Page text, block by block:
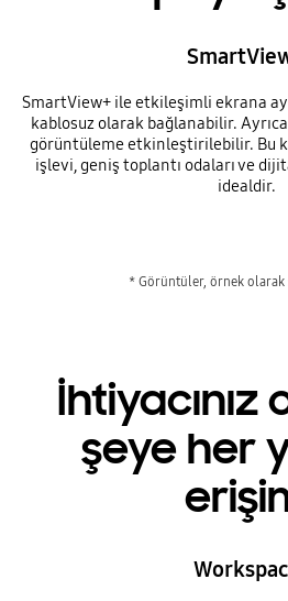
SmartView+ ile etkileşimli ekrana
kablosuz olarak bağlanabilir.
görüntüleme etkinleştirilebilir. Bu
işlevi, geniş toplantı odaları ve
idealdir.
* Görüntüler, örnek olarak
İhtiyacınız
şeye her